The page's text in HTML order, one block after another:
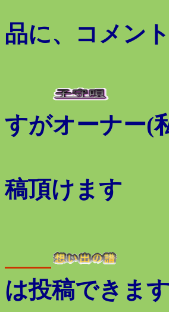
品に、コメン
すがオーナー(
稿頂けます
は投稿できま